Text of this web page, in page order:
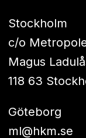
Stockholm
c/o
Magus
118 63
Göteborg
ml@hkm.se